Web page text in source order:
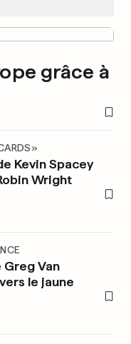
grâce à
Kevin Spacey
Wright
Greg Van
le jaune